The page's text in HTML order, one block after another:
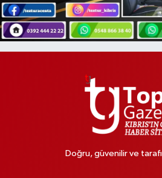
Doğru, güvenilir ve